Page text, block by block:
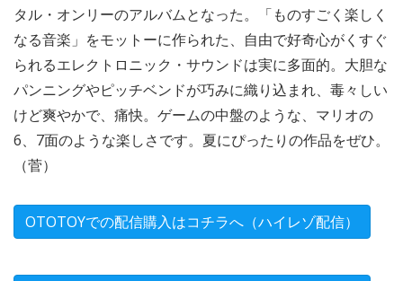
タル・オンリーのアルバムとなった。「ものすごく楽しく
なる音楽」をモットーに作られた、自由で好奇心がくすぐ
られるエレクトロニック・サウンドは実に多面的。大胆な
パンニングやピッチベンドが巧みに織り込まれ、毒々しい
けど爽やかで、痛快。ゲームの中盤のような、マリオの
6、7面のような楽しさです。夏にぴったりの作品をぜひ。
（菅）
OTOTOYでの配信購入はコチラへ（ハイレゾ配信）